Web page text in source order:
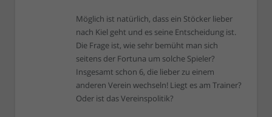
Möglich ist natürlich, dass ein Stöcker lieber
nach Kiel geht und es seine Entscheidung ist.
Die Frage ist, wie sehr bemüht man sich
seitens der Fortuna um solche Spieler?
Insgesamt schon 6, die lieber zu einem
anderen Verein wechseln! Liegt es am Trainer?
Oder ist das Vereinspolitik?